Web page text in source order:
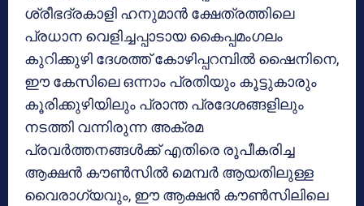
ശ്രീഭദ്രകാളി ഹനുമാൻ ക്ഷേത്രത്തിലെ
പ്രധാന വെളിച്ചപ്പാടായ കൈപ്പമംഗലം
കുറിക്കുഴി ദേശത്ത് കോഴിപ്പറമ്പിൽ ഷൈനിനെ,
ഈ കേസിലെ ഒന്നാം പ്രതിയും കൂട്ടുകാരും
കൂരിക്കുഴിയിലും പ്രാന്ത പ്രദേശങ്ങളിലും
നടത്തി വന്നിരുന്ന അക്രമ
പ്രവർത്തനങ്ങൾക്ക് എതിരെ രൂപീകരിച്ച
ആക്ഷൻ കൗൺസിൽ മെമ്പർ ആയതിലുള്ള
വൈരാഗ്യവും, ഈ ആക്ഷൻ കൗൺസിലിലെ